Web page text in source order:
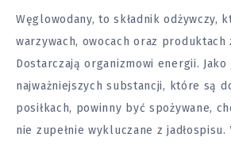
Węglowodany, to składnik odżywczy,
warzywach, owocach oraz produktach
Dostarczają organizmowi energii. Jako
najważniejszych substancji, które są
posiłkach, powinny być spożywane,
nie zupełnie wykluczane z jadłospisu.